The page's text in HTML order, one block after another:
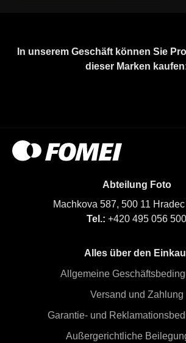
In unserem Geschäft können Sie
dieser Marken
Abteilung Foto
Machkova 587, 500 11
Tel.: +420 495 056 500
Alles über den
Allgemeine
Versand und Zahlung
Garantie- und
Außergerichtliche